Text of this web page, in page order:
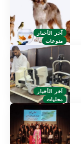
آخر الأخبار
منوعات
آخر الأخبار
محليات